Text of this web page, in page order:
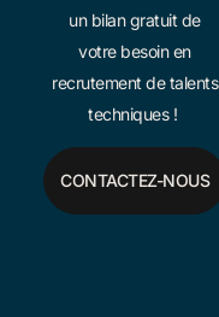
un bilan gratuit de
votre besoin en
recrutement de talents
techniques !
CONTACTEZ-NOUS